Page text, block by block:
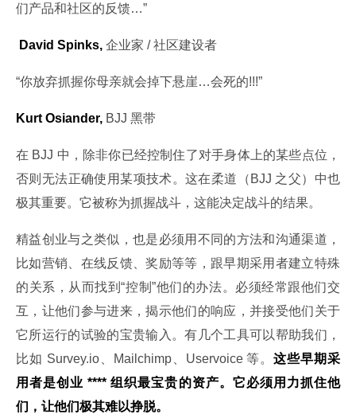
们产品和社区的反馈…”
David Spinks, 企业家 / 社区建设者
“你放弃抓握你母亲就会掉下悬崖…会死的!!!”
Kurt Osiander, BJJ 黑带
在 BJJ 中，除非你已经控制住了对手身体上的某些点位，
否则无法正确使用某项技术。这在柔道（BJJ 之父）中也
极其重要。它被称为抓握战斗，这能决定战斗的结果。
精益创业与之类似，也是必须用不同的方法和沟通渠道，
比如营销、在线反馈、奖励等等，跟早期采用者建立特殊
的关系，从而找到“控制”他们的办法。必须经常跟他们交
互，让他们参与进来，揭示他们的响应，并接受他们关于
它所运行的试验的宝贵输入。有几个工具可以帮助我们，
比如 Survey.io、Mailchimp、Uservoice 等。这些早期采
用者是创业 **** 组织最宝贵的资产。它必须用力抓住他
们，让他们极其难以挣脱。